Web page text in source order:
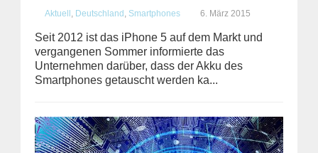
Aktuell , Deutschland , Smartphones 6. März 2015
Seit 2012 ist das iPhone 5 auf dem Markt und
vergangenen Sommer informierte das
Unternehmen darüber, dass der Akku des
Smartphones getauscht werden ka...